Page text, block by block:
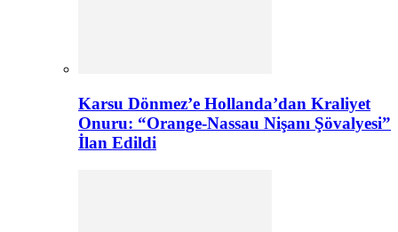
Karsu Dönmez’e Hollanda’dan Kraliyet
Onuru: “Orange-Nassau Nişanı Şövalyesi”
İlan Edildi